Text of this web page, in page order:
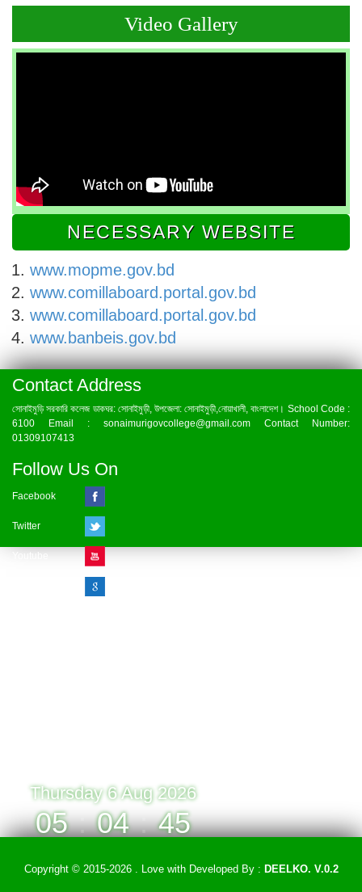
Video Gallery
NECESSARY WEBSITE
www.mopme.gov.bd
www.comillaboard.portal.gov.bd
www.comillaboard.portal.gov.bd
www.banbeis.gov.bd
Contact Address
সোনাইমুড়ি সরকারি কলেজ ডাকঘর: সোনাইমুড়ী, উপজেলা: সোনাইমুড়ী,নোয়াখালী, বাংলাদেশ। School Code :
6100 Email : sonaimurigovcollege@gmail.com Contact Number:
01309107413
Follow Us On
Facebook
Twitter
Thursday 6 Aug 2026
05 : 04 : 45
Copyright © 2015-2026 . Love withDeveloped By : DEELKO. V.0.2